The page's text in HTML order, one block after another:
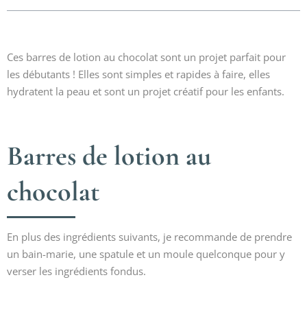
Ces barres de lotion au chocolat sont un projet parfait pour
les débutants ! Elles sont simples et rapides à faire, elles
hydratent la peau et sont un projet créatif pour les enfants.
Barres de lotion au
chocolat
En plus des ingrédients suivants, je recommande de prendre
un bain-marie, une spatule et un moule quelconque pour y
verser les ingrédients fondus.